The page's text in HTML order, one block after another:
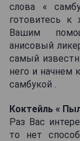
слова «
готовитесь
Вашим
анисовый
самый
него и начнем
самбукой .
Коктейль «
Раз Вас
то нет